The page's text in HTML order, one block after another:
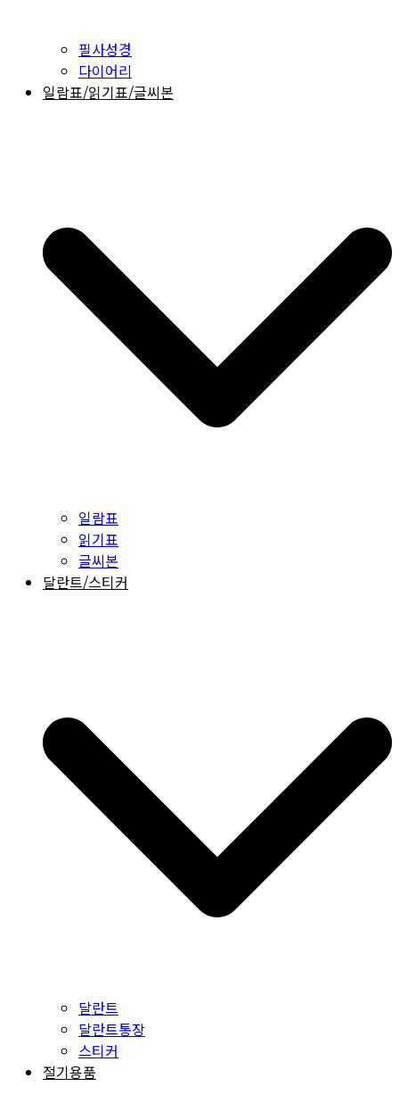
필사성경
다이어리
일람표/읽기표/글씨본
일람표
읽기표
글씨본
달란트/스티커
달란트
달란트통장
스티커
절기용품